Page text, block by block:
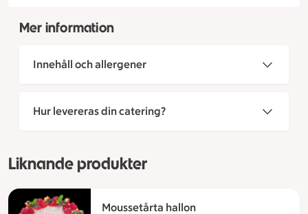
Mer information
Innehåll och allergener
Hur levereras din catering?
Liknande produkter
Moussetårta hallon